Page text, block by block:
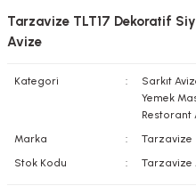
Tarzavize TLT17 Dekoratif
Avize
Kategori Sarkıt
Yemek
Restorant
Marka
Tarzavize
Stok Kodu
Tarzavize